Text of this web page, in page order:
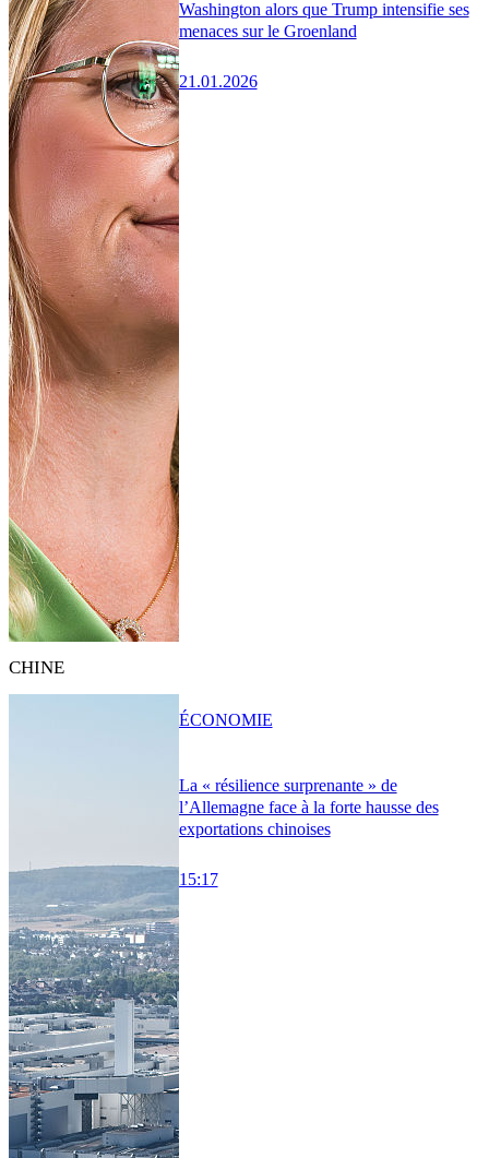
Washington alors que Trump intensifie ses
menaces sur le Groenland
21.01.2026
CHINE
La « résilience surprenante » de
l’Allemagne face à la forte hausse des
exportations chinoises
15:17
ÉCONOMIE